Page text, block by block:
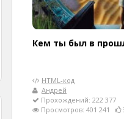
Кем ты был в
HTML-код
Андрей
Прохождений: 222 377
Просмотров: 401 241